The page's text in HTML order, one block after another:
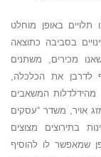
תלויים באופן מוחלט
בסביבה כתוצאה
מכירים, משתנים
לדרבן את הכלכלה,
מהידלדלות המשאבים
אויר, משדר “עסקים
בתירוצים מצוצים
שמאפשר לו להוסיף